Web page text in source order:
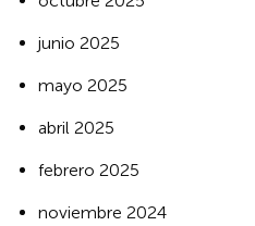
junio 2025
mayo 2025
abril 2025
febrero 2025
noviembre 2024